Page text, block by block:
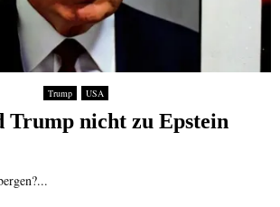
Trump USA
nicht zu Epstein